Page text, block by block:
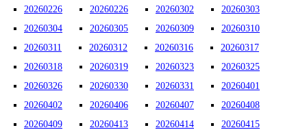
20260226
20260226 20260302
20260303
20260304
20260305 20260309
20260310
20260311
20260312 20260316
20260317
20260318
20260319 20260323
20260325
20260326
20260330 20260331
20260401
20260402
20260406 20260407
20260408
20260409
20260413 20260414
20260415